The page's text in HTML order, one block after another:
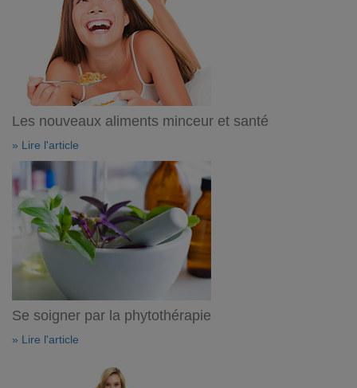
Les nouveaux aliments minceur et santé
» Lire l'article
Se soigner par la phytothérapie
» Lire l'article